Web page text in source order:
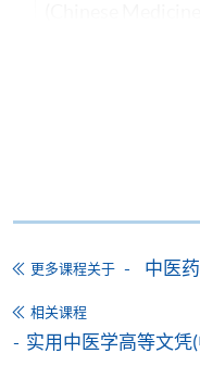
持续进修基金
本课程已加入持续
实用中医学高等文
更多课程关于 中医
相关课程
实用中医学高等文凭